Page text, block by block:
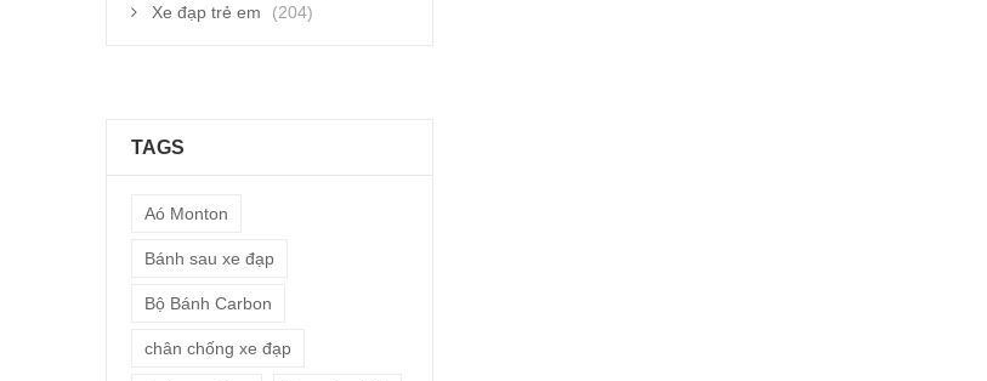
Xe đạp trẻ em
(204)
TAGS
Aó Monton
Bánh sau xe đạp
Bộ Bánh Carbon
chân chống xe đạp